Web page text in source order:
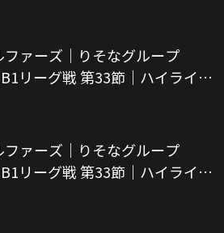
ァーズ｜りそなグループ
リーグ戦 第33節｜ハイライト
ク東京）
ァーズ｜りそなグループ
リーグ戦 第33節｜ハイライト
ク東京）